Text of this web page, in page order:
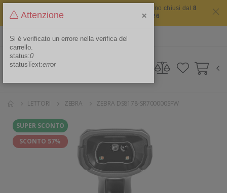
Il sito non chiude mai ma i nostri uffici saranno chiusi dal8
agosto 2026 al 16 agosto 2026
Area Riservata
LETTORI ZEBRA ZEBRA DS8178-SR700000SFW
SUPER SCONTO
SCONTO 57%
Attenzione ×
Si è verificato un errore nella verifica del
carrello.
status:0
statusText:error